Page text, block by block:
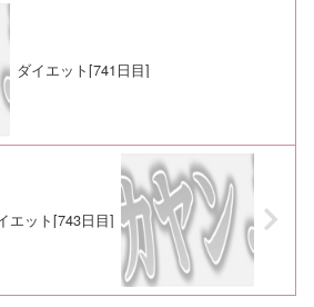
ダイエット[741日目]
エット[743日目]